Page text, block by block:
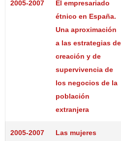
2005-2007
El empresariado
étnico en España.
Una aproximación
a las estrategias de
creación y de
supervivencia de
los negocios de la
población
extranjera
2005-2007
Las mujeres